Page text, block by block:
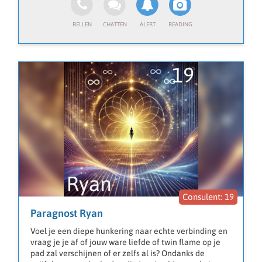
lezen die in foto's aanwezig zijn.
Als HSP (Hoog Sensitief Persoon) en Lichtwerker
verbind ik me met hogere energieën om je te helpen
Reïncarnatie: om inzicht te krijgen in vorige levens en
Aura's: om blokkades in jouw energieveld op te sporen
en te helen.
Engelen: om begeleiding en steun van de engelen te
ontvangen.❤️
Rouwverwerking: om troost en healing te bieden in
tijden van verlies.
Ben jij klaar om de kracht van jouw intuïtie te
ontdekken?
Neem dan nu contact met me op voor een reading of
coaching.
Ik sta klaar om je te begeleiden op jouw pad naar
An🌷
19
Paragnost Ryan
Voel je een diepe hunkering naar echte verbinding en
vraag je je af of jouw ware liefde of twin flame op je
pad zal verschijnen of er zelfs al is? Ondanks de